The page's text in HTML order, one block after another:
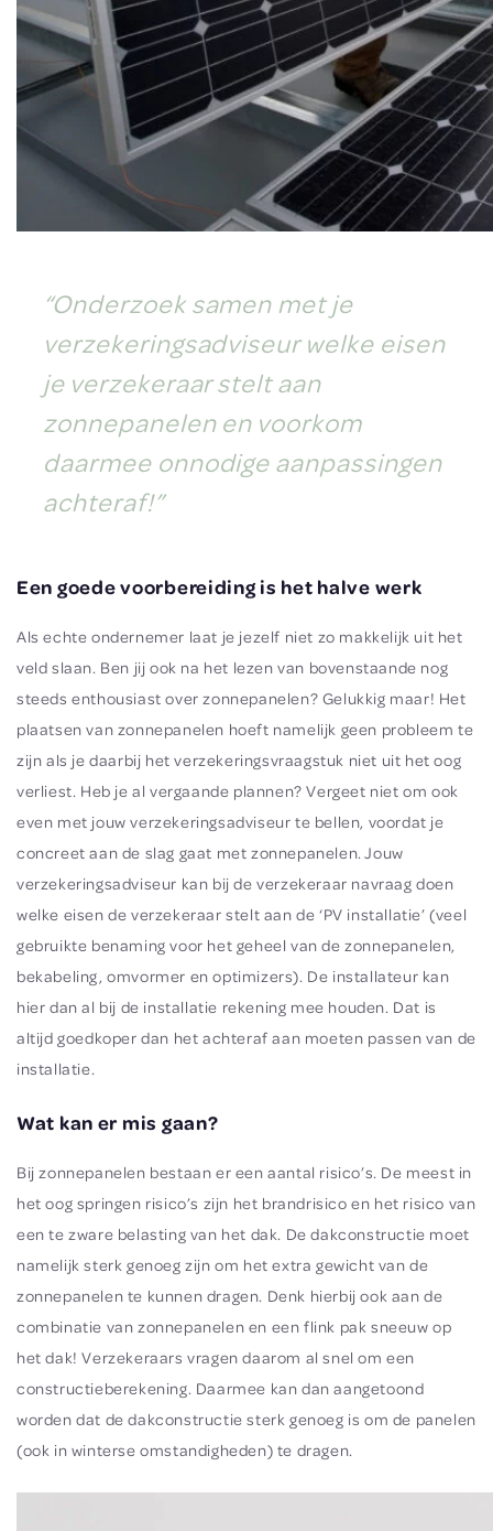
“Onderzoek samen met je
verzekeringsadviseur welke eisen
je verzekeraar stelt aan
zonnepanelen en voorkom
daarmee onnodige aanpassingen
achteraf!”
Een goede voorbereiding is het halve werk
Als echte ondernemer laat je jezelf niet zo makkelijk uit het
veld slaan. Ben jij ook na het lezen van bovenstaande nog
steeds enthousiast over zonnepanelen? Gelukkig maar! Het
plaatsen van zonnepanelen hoeft namelijk geen probleem te
zijn als je daarbij het verzekeringsvraagstuk niet uit het oog
verliest. Heb je al vergaande plannen? Vergeet niet om ook
even met jouw verzekeringsadviseur te bellen, voordat je
concreet aan de slag gaat met zonnepanelen. Jouw
verzekeringsadviseur kan bij de verzekeraar navraag doen
welke eisen de verzekeraar stelt aan de ‘PV installatie’ (veel
gebruikte benaming voor het geheel van de zonnepanelen,
bekabeling, omvormer en optimizers). De installateur kan
hier dan al bij de installatie rekening mee houden. Dat is
altijd goedkoper dan het achteraf aan moeten passen van de
installatie.
Wat kan er mis gaan?
Bij zonnepanelen bestaan er een aantal risico’s. De meest in
het oog springen risico’s zijn het brandrisico en het risico van
een te zware belasting van het dak. De dakconstructie moet
namelijk sterk genoeg zijn om het extra gewicht van de
zonnepanelen te kunnen dragen. Denk hierbij ook aan de
combinatie van zonnepanelen en een flink pak sneeuw op
het dak! Verzekeraars vragen daarom al snel om een
constructieberekening. Daarmee kan dan aangetoond
worden dat de dakconstructie sterk genoeg is om de panelen
(ook in winterse omstandigheden) te dragen.